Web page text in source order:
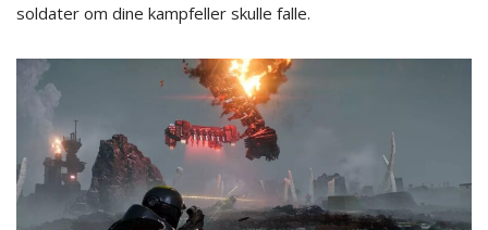
soldater om dine kampfeller skulle falle.